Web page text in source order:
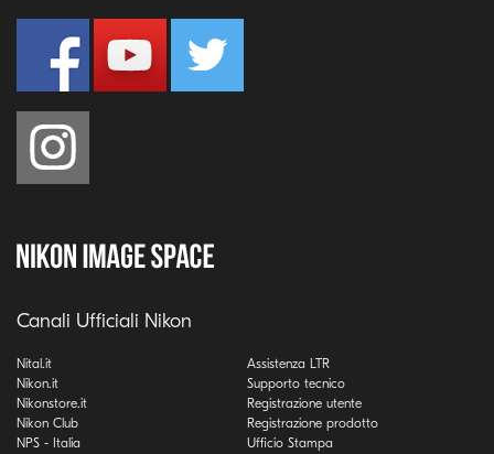
Canali Ufficiali Nikon
Nital.it
Nikon.it
Nikonstore.it
Nikon Club
NPS - Italia
Assistenza LTR
Supporto tecnico
Registrazione utente
Registrazione prodotto
Ufficio Stampa